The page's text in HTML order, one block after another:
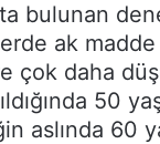
bulunan
ak madde
çok daha
50
aslında 60